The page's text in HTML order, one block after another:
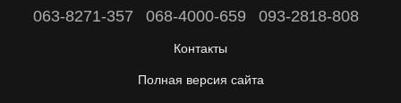
063-8271-357 068-4000-659 093-2818-808
Контакты
Полная версия сайта